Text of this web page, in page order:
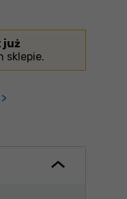
już
sklepie.